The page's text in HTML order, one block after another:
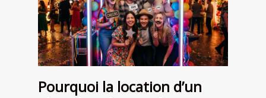
Pourquoi la location d’un